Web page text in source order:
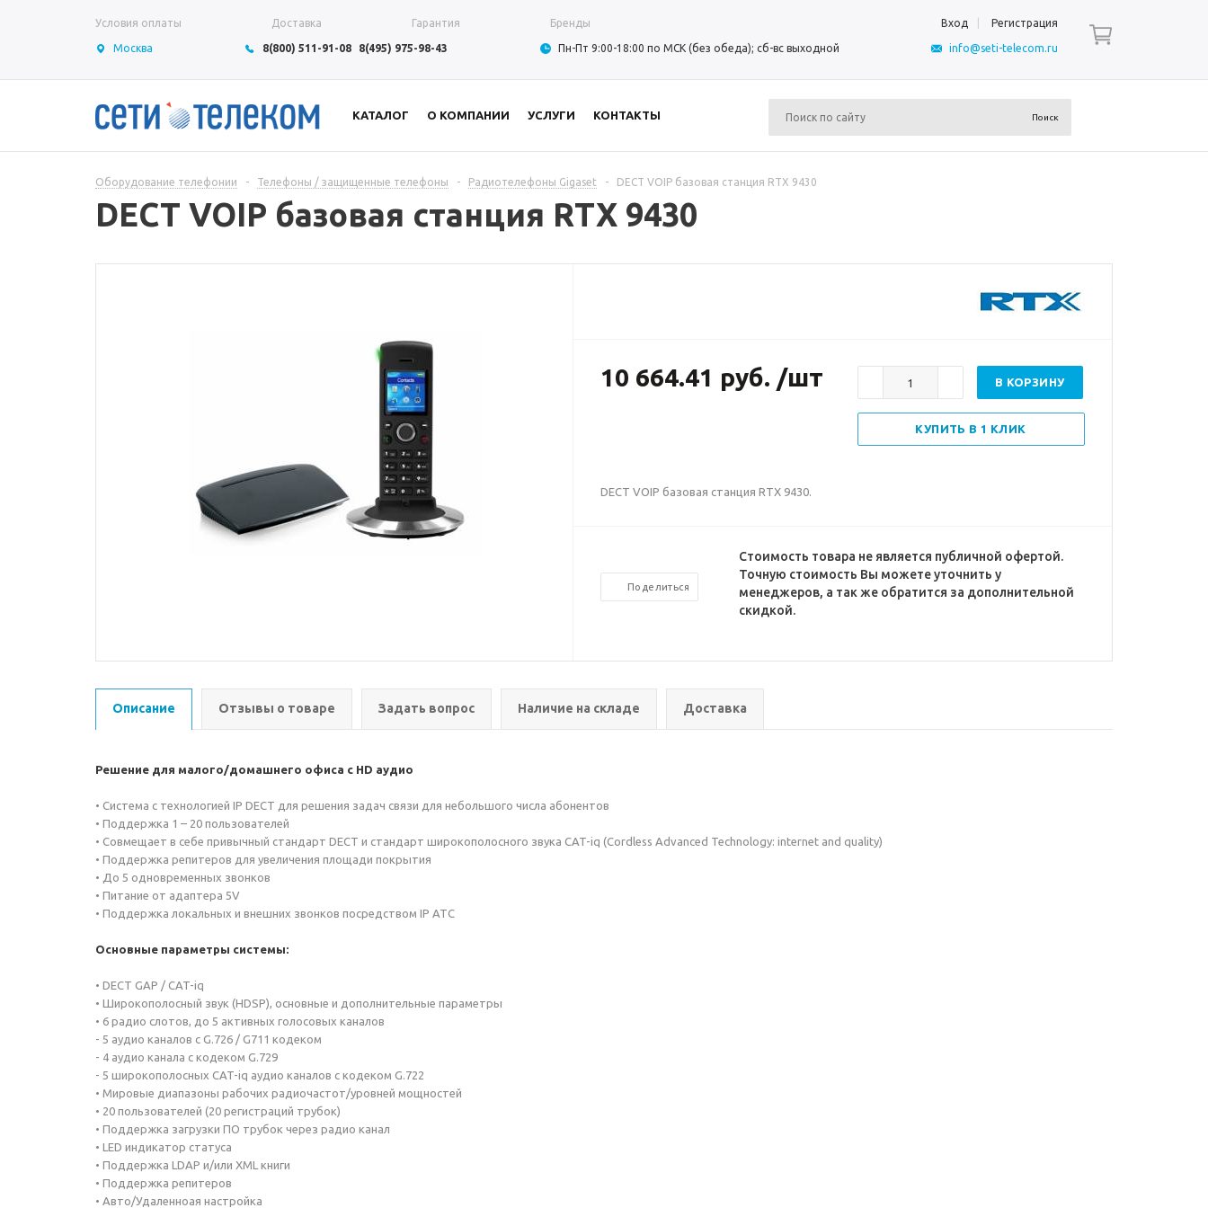
Условия оплаты Доставка Гарантия Бренды Вход Регистрация
Москва 8(800) 511-91-08 8(495) 975-98-43 Пн-Пт 9:00-18:00 по МСК (без обеда); сб-вс выходной info@seti-telecom.ru
КАТАЛОГ О КОМПАНИИ УСЛУГИ КОНТАКТЫ
Оборудование телефонии - Телефоны / защищенные телефоны - Радиотелефоны Gigaset - DECT VOIP базовая станция RTX 9430
DECT VOIP базовая станция RTX 9430
10 664.41 руб. /шт В КОРЗИНУ
КУПИТЬ В 1 КЛИК
DECT VOIP базовая станция RTX 9430.
Поделиться
Стоимость товара не является публичной офертой.
Точную стоимость Вы можете уточнить у
менеджеров, а так же обратится за дополнительной
скидкой.
Описание Отзывы о товаре Задать вопрос Наличие на складе Доставка
Решение для малого/домашнего офиса с HD аудио
• Система с технологией IP DECT для решения задач связи для небольшого числа абонентов
• Поддержка 1 – 20 пользователей
• Совмещает в себе привычный стандарт DECT и стандарт широкополосного звука CAT-iq (Cordless Advanced Technology: internet and quality)
• Поддержка репитеров для увеличения площади покрытия
• До 5 одновременных звонков
• Питание от адаптера 5V
• Поддержка локальных и внешних звонков посредством IP АТС
Основные параметры системы:
• DECT GAP / CAT-iq
• Широкополосный звук (HDSP), основные и дополнительные параметры
• 6 радио слотов, до 5 активных голосовых каналов
- 5 аудио каналов с G.726 / G711 кодеком
- 4 аудио канала с кодеком G.729
- 5 широкополосных CAT-iq аудио каналов с кодеком G.722
• Мировые диапазоны рабочих радиочастот/уровней мощностей
• 20 пользователей (20 регистраций трубок)
• Поддержка загрузки ПО трубок через радио канал
• LED индикатор статуса
• Поддержка LDAP и/или XML книги
• Поддержка репитеров
• Авто/Удаленноая настройка